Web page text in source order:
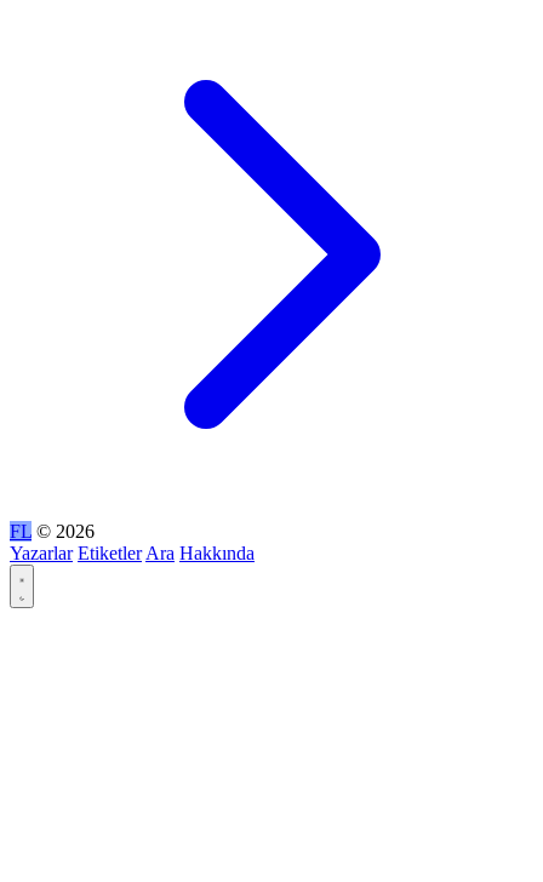
FL © 2026
Yazarlar Etiketler Ara Hakkında